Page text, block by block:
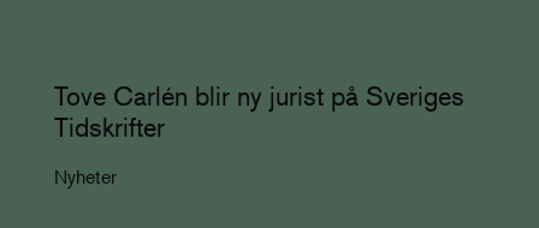
Tove Carlén blir ny jurist på Sveriges
Tidskrifter
Nyheter